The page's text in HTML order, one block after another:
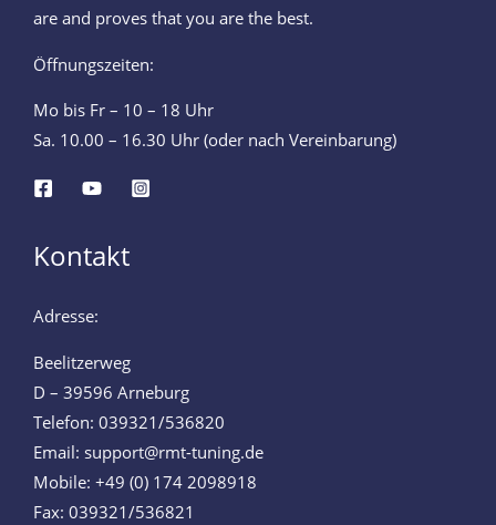
are and proves that you are the best.
Öffnungszeiten:
Mo bis Fr – 10 – 18 Uhr
Sa. 10.00 – 16.30 Uhr (oder nach Vereinbarung)
Kontakt
Adresse:
Beelitzerweg
D – 39596 Arneburg
Telefon: 039321/536820
Email: support@rmt-tuning.de
Mobile: +49 (0) 174 2098918
Fax: 039321/536821